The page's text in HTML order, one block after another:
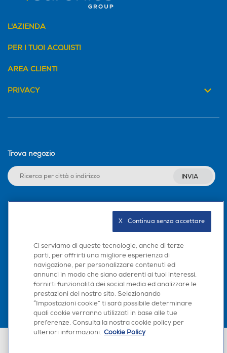
L'AZIENDA
PER I TUOI ACQUISTI
AREA CLIENTI
PRIVACY
Trova negozio
INVIA
Scarica la nostra app
Ci serviamo di queste tecnologie, anche di terze
parti, per offrirti una migliore esperienza di
navigazione, per personalizzare contenuti ed
annunci in modo che siano aderenti ai tuoi interessi,
fornirti funzionalità dei social media ed analizzare le
prestazioni del nostro sito. Selezionando
“Impostazioni cookie” ti sarà possibile determinare
quali cookie verranno utilizzati in base alle tue
preferenze. Consulta la nostra cookie policy per
ulteriori informazioni. Cookie Policy
X   Continua senza accettare